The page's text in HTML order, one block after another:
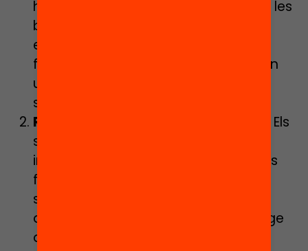
ho és més que mai, per garantir que les
bretxes econòmiques, socials,
educatives i tecnològiques entre
famílies i entre centres no consoliden
un sistema educatiu profundament
segregat i desigual.
Reclamant el valor de la custòdia. Els
sistemes educatius, en tant que
institucions, desenvolupen tres grans
funcions socials: la custòdia, la
socialització i l’aprenentatge. Sens
dubte, una funció no s’entén al marge
de l’altra i totes s’han de desplegar